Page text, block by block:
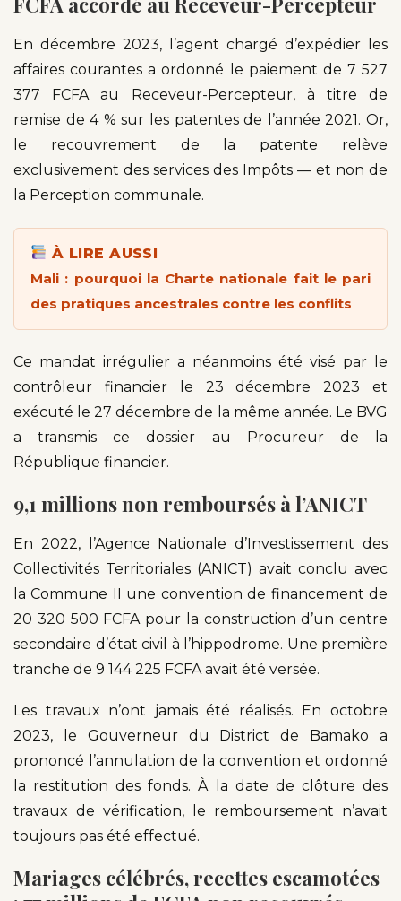
En décembre 2023, l’agent chargé d’expédier les
affaires courantes a ordonné le paiement de 7 527
377 FCFA au Receveur-Percepteur, à titre de
remise de 4 % sur les patentes de l’année 2021. Or,
le recouvrement de la patente relève
exclusivement des services des Impôts — et non de
la Perception communale.
À LIRE AUSSI
Mali : pourquoi la Charte nationale fait le pari
des pratiques ancestrales contre les conflits
Ce mandat irrégulier a néanmoins été visé par le
contrôleur financier le 23 décembre 2023 et
exécuté le 27 décembre de la même année. Le BVG
a transmis ce dossier au Procureur de la
République financier.
9,1 millions non remboursés à l’ANICT
En 2022, l’Agence Nationale d’Investissement des
Collectivités Territoriales (ANICT) avait conclu avec
la Commune II une convention de financement de
20 320 500 FCFA pour la construction d’un centre
secondaire d’état civil à l’hippodrome. Une première
tranche de 9 144 225 FCFA avait été versée.
Les travaux n’ont jamais été réalisés. En octobre
2023, le Gouverneur du District de Bamako a
prononcé l’annulation de la convention et ordonné
la restitution des fonds. À la date de clôture des
travaux de vérification, le remboursement n’avait
toujours pas été effectué.
Mariages célébrés, recettes escamotées